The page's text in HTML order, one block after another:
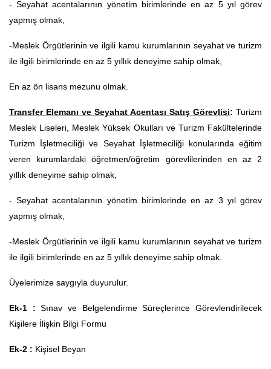
- Seyahat acentalarının yönetim birimlerinde en az 5 yıl görev
yapmış olmak,
-Meslek Örgütlerinin ve ilgili kamu kurumlarının seyahat ve turizm
ile ilgili birimlerinde en az 5 yıllık deneyime sahip olmak,
En az ön lisans mezunu olmak.
Transfer Elemanı ve Seyahat Acentası Satış Görevlisi: Turizm
Meslek Liseleri, Meslek Yüksek Okulları ve Turizm Fakültelerinde
Turizm İşletmeciliği ve Seyahat İşletmeciliği konularında eğitim
veren kurumlardaki öğretmen/öğretim görevlilerinden en az 2
yıllık deneyime sahip olmak,
- Seyahat acentalarının yönetim birimlerinde en az 3 yıl görev
yapmış olmak,
-Meslek Örgütlerinin ve ilgili kamu kurumlarının seyahat ve turizm
ile ilgili birimlerinde en az 5 yıllık deneyime sahip olmak.
Üyelerimize saygıyla duyurulur.
Ek-1 : Sınav ve Belgelendirme Süreçlerince Görevlendirilecek
Kişilere İlişkin Bilgi Formu
Ek-2 : Kişisel Beyan